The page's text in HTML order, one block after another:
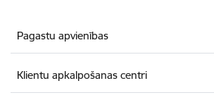
Pagastu apvienības
Klientu apkalpošanas centri